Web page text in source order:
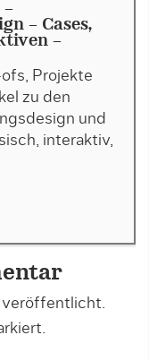
-
- Cases,
-
Projekte
zu den
und
interaktiv,
veröffentlicht.